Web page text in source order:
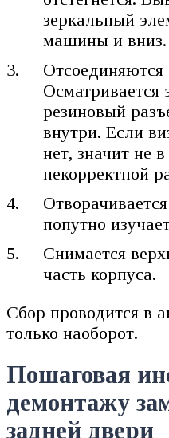
зеркальный
машины и вниз.
Отсоединяются
Осматривается
резиновый
внутри. Если
нет, значит не
некорректной
попутно
Снимается
часть корпуса.
Сбор проводится в
только наоборот.
Пошаговая
демонтажу
задней двери